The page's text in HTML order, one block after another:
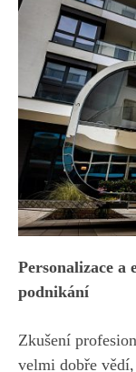
Personalizace a
podnikání
Zkušení
velmi dobře vědí,